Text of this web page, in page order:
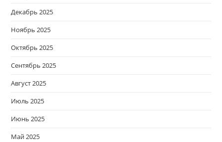
Декабрь 2025
Ноябрь 2025
Октябрь 2025
Сентябрь 2025
Август 2025
Июль 2025
Июнь 2025
Май 2025